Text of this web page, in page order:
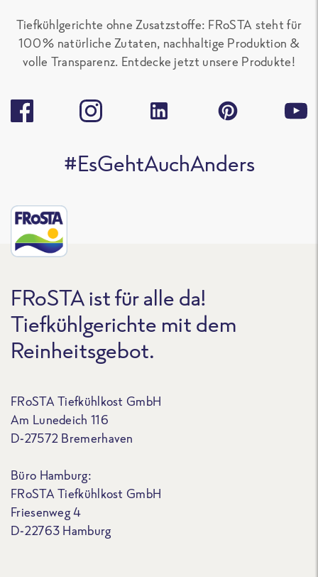
Tiefkühlgerichte ohne Zusatzstoffe: FRoSTA steht für
100 % natürliche Zutaten, nachhaltige Produktion &
volle Transparenz. Entdecke jetzt unsere Produkte!
#EsGehtAuchAnders
FRoSTA ist für alle da!
Tiefkühlgerichte mit dem
Reinheitsgebot.
FRoSTA Tiefkühlkost GmbH
Am Lunedeich 116
D-27572 Bremerhaven
Büro Hamburg:
FRoSTA Tiefkühlkost GmbH
Friesenweg 4
D-22763 Hamburg